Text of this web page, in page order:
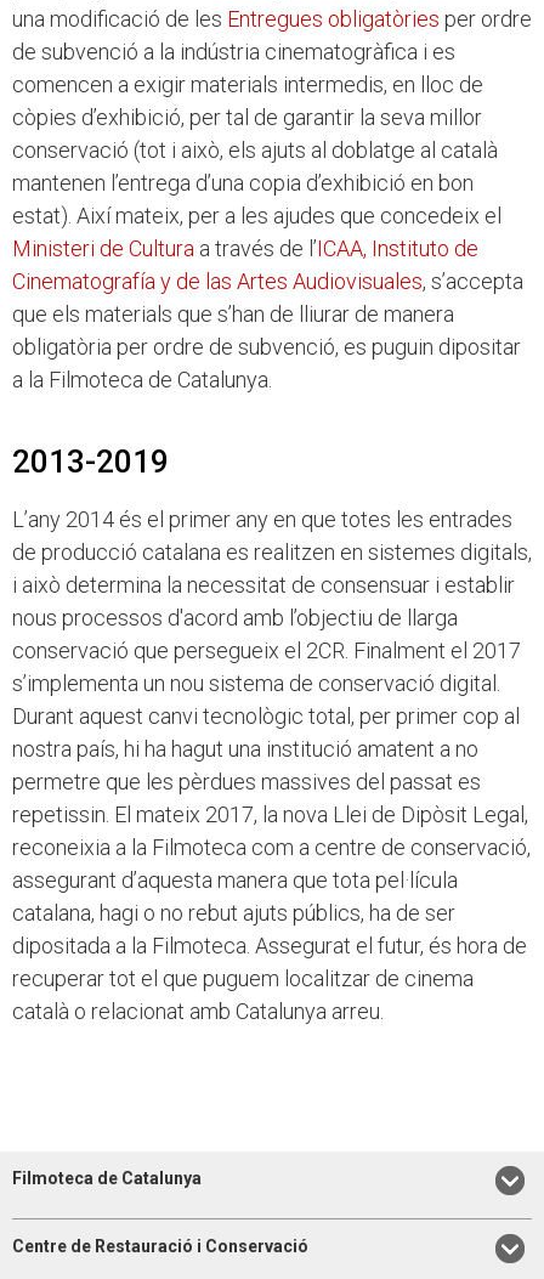
una modificació de les Entregues obligatòries per ordre
de subvenció a la indústria cinematogràfica i es
comencen a exigir materials intermedis, en lloc de
còpies d’exhibició, per tal de garantir la seva millor
conservació (tot i això, els ajuts al doblatge al català
mantenen l’entrega d’una copia d’exhibició en bon
estat). Així mateix, per a les ajudes que concedeix el
Ministeri de Cultura a través de l’ICAA, Instituto de
Cinematografía y de las Artes Audiovisuales, s’accepta
que els materials que s’han de lliurar de manera
obligatòria per ordre de subvenció, es puguin dipositar
a la Filmoteca de Catalunya.
2013-2019
L’any 2014 és el primer any en que totes les entrades
de producció catalana es realitzen en sistemes digitals,
i això determina la necessitat de consensuar i establir
nous processos d'acord amb l’objectiu de llarga
conservació que persegueix el 2CR. Finalment el 2017
s’implementa un nou sistema de conservació digital.
Durant aquest canvi tecnològic total, per primer cop al
nostra país, hi ha hagut una institució amatent a no
permetre que les pèrdues massives del passat es
repetissin. El mateix 2017, la nova Llei de Dipòsit Legal,
reconeixia a la Filmoteca com a centre de conservació,
assegurant d’aquesta manera que tota pel·lícula
catalana, hagi o no rebut ajuts públics, ha de ser
dipositada a la Filmoteca. Assegurat el futur, és hora de
recuperar tot el que puguem localitzar de cinema
català o relacionat amb Catalunya arreu.
Filmoteca de Catalunya
Centre de Restauració i Conservació